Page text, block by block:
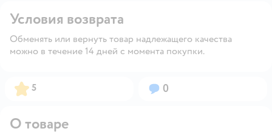
Условия возврата
Обменять или вернуть товар надлежащего качества
можно в течение 14 дней с момента покупки.
Рейтинг:
5 Вопросов:
0
О товаре